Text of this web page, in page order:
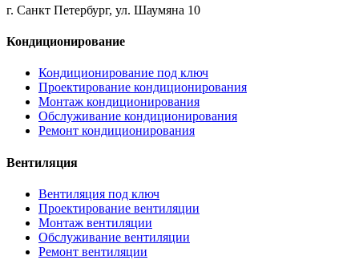
г. Санкт Петербург, ул. Шаумяна 10
Кондиционирование
Кондиционирование под ключ
Проектирование кондиционирования
Монтаж кондиционирования
Обслуживание кондиционирования
Ремонт кондиционирования
Вентиляция
Вентиляция под ключ
Проектирование вентиляции
Монтаж вентиляции
Обслуживание вентиляции
Ремонт вентиляции